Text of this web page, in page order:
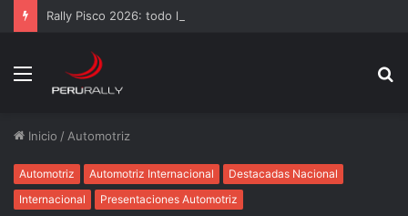
Rally Pisco 2026: todo listo para la gran final del RallyACP
Menú
Inicio / Automotriz
Automotriz Automotriz Internacional
Destacadas Nacional
Internacional
Presentaciones Automotriz